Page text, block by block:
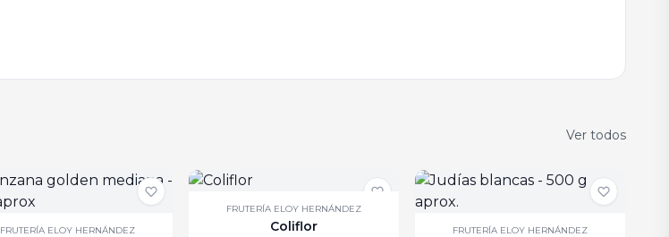
Ver todos
FRUTERÍA ELOY HERNÁNDEZ
FRUTERÍA ELOY HERNÁNDEZ
Coliflor
FRUTERÍA ELOY HERNÁNDEZ